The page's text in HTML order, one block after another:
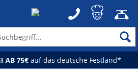
AB 75€ auf das deutsche Festland*